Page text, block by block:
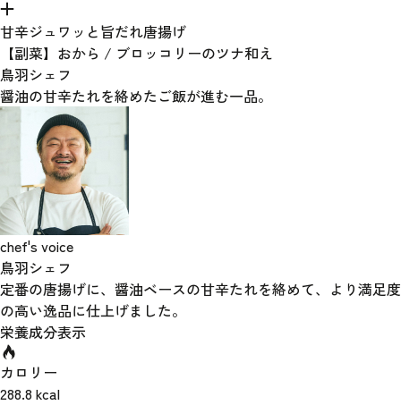
甘辛ジュワッと旨だれ唐揚げ
【副菜】おから / ブロッコリーのツナ和え
鳥羽シェフ
醤油の甘辛たれを絡めたご飯が進む一品。
chef's voice
鳥羽シェフ
定番の唐揚げに、醤油ベースの甘辛たれを絡めて、より満足度
の高い逸品に仕上げました。
栄養成分表示
カロリー
288.8 kcal